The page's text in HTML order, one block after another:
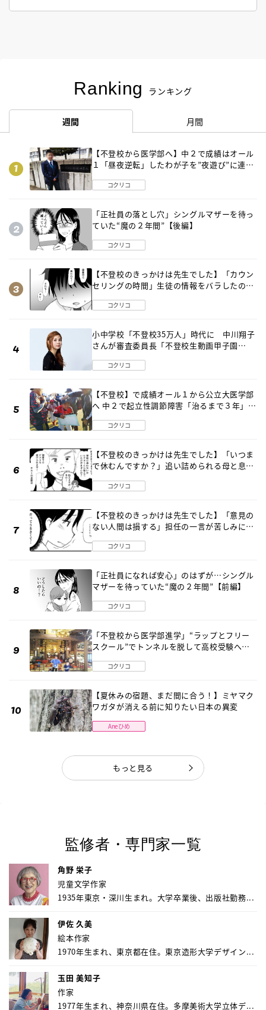
Ranking ランキング
週間 月間
【不登校から医学部へ】中２で成績はオール
１「昼夜逆転」したわが子を”夜遊び”に連れ
コクリコ
「正社員の落とし穴」シングルマザーを待っ
ていた“魔の２年間”【後編】
コクリコ
【不登校のきっかけは先生でした】「カウン
セリングの時間」生徒の情報をバラしたの
コクリコ
小中学校「不登校35万人」時代に 中川翔子
さんが審査委員長「不登校生動画甲子園
コクリコ
【不登校】で成績オール１から公立大医学部
へ 中２で起立性調節障害「治るまで３年」の
コクリコ
【不登校のきっかけは先生でした】「いつま
で休むんですか？」追い詰められる母と息子
コクリコ
【不登校のきっかけは先生でした】「意見の
ない人間は損する」担任の一言が苦しみに…
コクリコ
「正社員になれば安心」のはずが…シングル
マザーを待っていた“魔の２年間”【前編】
コクリコ
「不登校から医学部進学」“ラップとフリー
スクール”でトンネルを脱して高校受験へ
コクリコ
【夏休みの宿題、まだ間に合う！】ミヤマク
ワガタが消える前に知りたい日本の異変
Aneひめ
もっと見る
監修者・専門家一覧
角野 栄子
児童文学作家
1935年東京・深川生まれ。大学卒業後、出版社勤務...
伊佐 久美
絵本作家
1970年生まれ、東京都在住。東京造形大学デザイン...
玉田 美知子
作家
1977年生まれ、神奈川県在住。多摩美術大学立体デ...